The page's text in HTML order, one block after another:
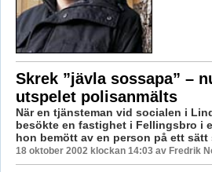
Skrek ”jävla sossapa” –
utspelet polisanmälts
När en tjänsteman vid socialen i
besökte en fastighet i Fellingsbro i
hon bemött av en person på ett sätt
18 oktober 2002 klockan 14:03 av Fredrik